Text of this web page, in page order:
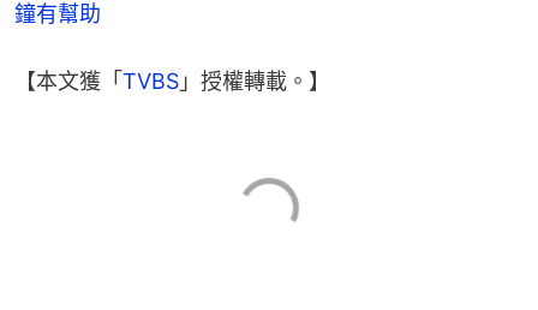
鐘有幫助
【本文獲「 TVBS 」授權轉載。】